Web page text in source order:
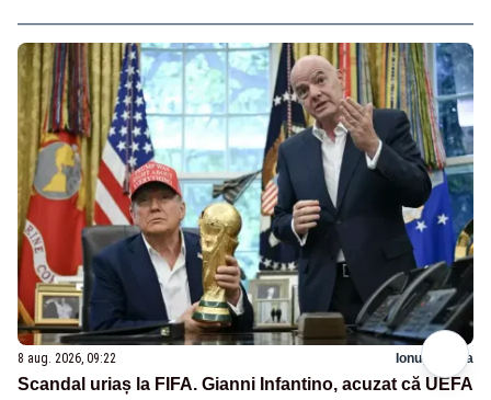
8 aug. 2026, 09:22 Ionuț Nichita
Scandal uriaș la FIFA. Gianni Infantino, acuzat că UEFA